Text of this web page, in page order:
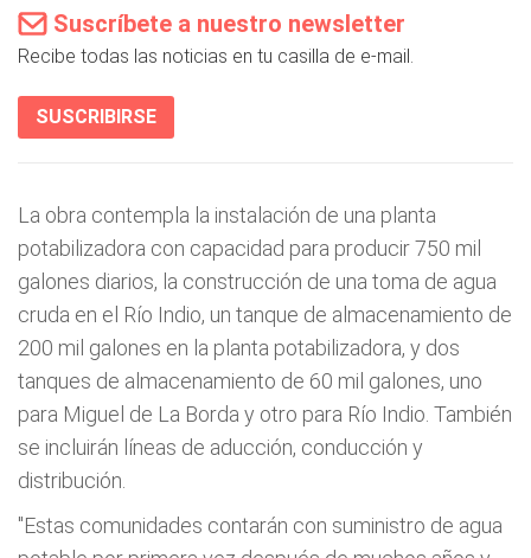
Suscríbete a nuestro newsletter
Recibe todas las noticias en tu casilla de e-mail.
SUSCRIBIRSE
La obra contempla la instalación de una planta
potabilizadora con capacidad para producir 750 mil
galones diarios, la construcción de una toma de agua
cruda en el Río Indio, un tanque de almacenamiento de
200 mil galones en la planta potabilizadora, y dos
tanques de almacenamiento de 60 mil galones, uno
para Miguel de La Borda y otro para Río Indio. También
se incluirán líneas de aducción, conducción y
distribución.
"Estas comunidades contarán con suministro de agua